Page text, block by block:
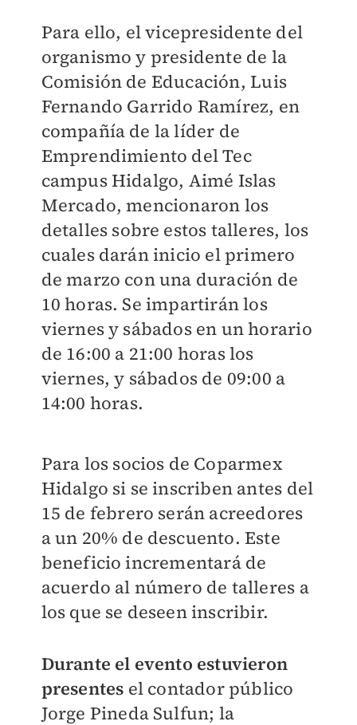
Para ello, el vicepresidente del
organismo y presidente de la
Comisión de Educación, Luis
Fernando Garrido Ramírez, en
compañía de la líder de
Emprendimiento del Tec
campus Hidalgo, Aimé Islas
Mercado, mencionaron los
detalles sobre estos talleres, los
cuales darán inicio el primero
de marzo con una duración de
10 horas. Se impartirán los
viernes y sábados en un horario
de 16:00 a 21:00 horas los
viernes, y sábados de 09:00 a
14:00 horas.
Para los socios de Coparmex
Hidalgo si se inscriben antes del
15 de febrero serán acreedores
a un 20% de descuento. Este
beneficio incrementará de
acuerdo al número de talleres a
los que se deseen inscribir.
Durante el evento estuvieron
presentes el contador público
Jorge Pineda Sulfun; la